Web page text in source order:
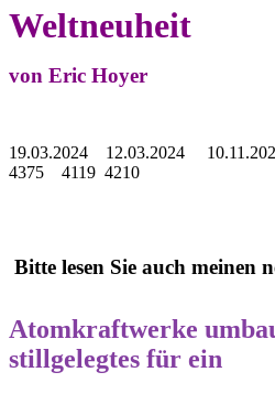
Weltneuheit
von Eric Hoyer
19.03.2024 12.03.2024
4375 4119 4210
Bitte lesen Sie auch meinen
Atomkraftwerke
stillgelegtes für ein